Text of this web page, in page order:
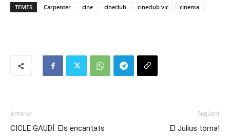
TEMES Carpenter cine cineclub cineclub vic cinema
Anterior
CICLE GAUDÍ. Els encantats
Següent
El Julius torna!